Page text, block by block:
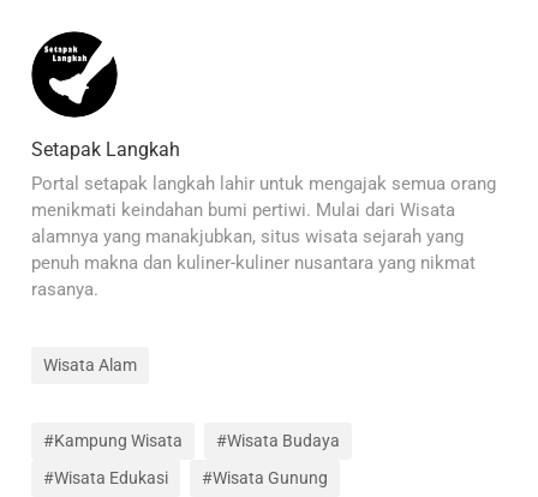
Setapak Langkah
Portal setapak langkah lahir untuk mengajak semua orang
menikmati keindahan bumi pertiwi. Mulai dari Wisata
alamnya yang manakjubkan, situs wisata sejarah yang
penuh makna dan kuliner-kuliner nusantara yang nikmat
rasanya.
Wisata Alam
#Kampung Wisata
#Wisata Budaya
#Wisata Edukasi
#Wisata Gunung